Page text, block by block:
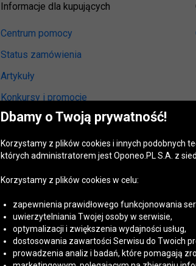
Informacje dla kupujących
Centrum pomocy
Status zamówienia
Artykuły
Konkursy i promocje
Odstąpienie od umowy
Reklamacja gwarancyjna
Opinie o oponach
Akt o usługach cyfrowych(DSA)
Dostępność cyfrowa
Dbamy o Twoją prywatność!
Korzystamy z plików cookies i innych podobnych
których administratorem jest Oponeo.PL S.A. z
Korzystamy z plików cookies w celu:
zapewnienia prawidłowego funkcjonowania
uwierzytelniania Twojej osoby w serwisie,
optymalizacji i zwiększenia wydajności usług,
dostosowania zawartości Serwisu do Twoich
prowadzenia analiz i badań, które pomagają